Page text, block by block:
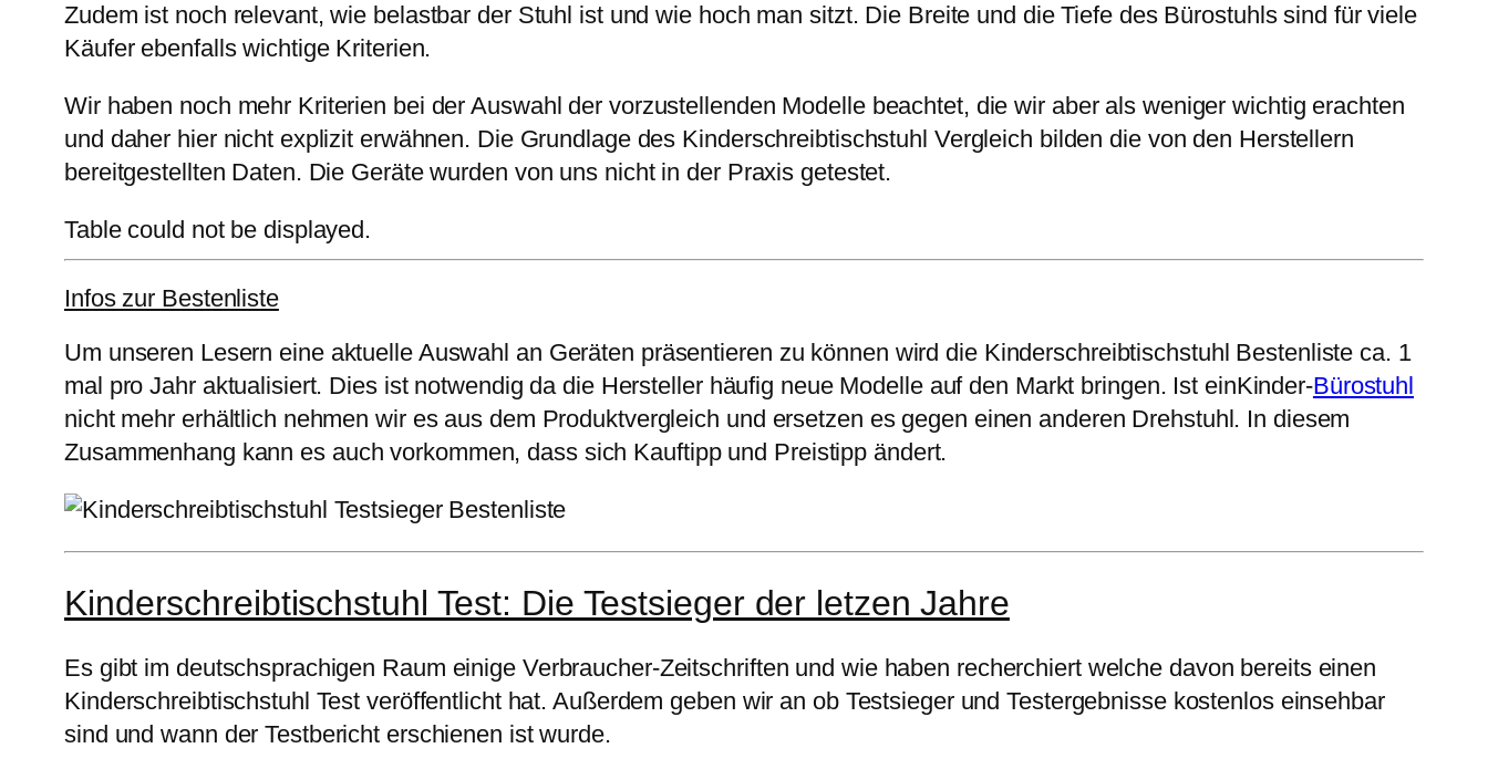
Zudem ist noch relevant, wie belastbar der Stuhl ist und wie hoch man sitzt. Die Breite und die Tiefe des Bürostuhls sind für viele
Käufer ebenfalls wichtige Kriterien.
Wir haben noch mehr Kriterien bei der Auswahl der vorzustellenden Modelle beachtet, die wir aber als weniger wichtig erachten
und daher hier nicht explizit erwähnen. Die Grundlage des Kinderschreibtischstuhl Vergleich bilden die von den Herstellern
bereitgestellten Daten. Die Geräte wurden von uns nicht in der Praxis getestet.
Table could not be displayed.
Infos zur Bestenliste
Um unseren Lesern eine aktuelle Auswahl an Geräten präsentieren zu können wird die Kinderschreibtischstuhl Bestenliste ca. 1
mal pro Jahr aktualisiert. Dies ist notwendig da die Hersteller häufig neue Modelle auf den Markt bringen. Ist einKinder-Bürostuhl
nicht mehr erhältlich nehmen wir es aus dem Produktvergleich und ersetzen es gegen einen anderen Drehstuhl. In diesem
Zusammenhang kann es auch vorkommen, dass sich Kauftipp und Preistipp ändert.
Kinderschreibtischstuhl Test: Die Testsieger der letzen Jahre
Es gibt im deutschsprachigen Raum einige Verbraucher-Zeitschriften und wie haben recherchiert welche davon bereits einen
Kinderschreibtischstuhl Test veröffentlicht hat. Außerdem geben wir an ob Testsieger und Testergebnisse kostenlos einsehbar
sind und wann der Testbericht erschienen ist wurde.